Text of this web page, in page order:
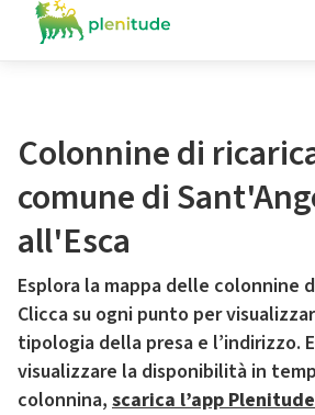
Colonnine di
comune di
all'Esca
Esplora la mappa delle colonnine
Clicca su ogni punto per
tipologia della presa e l’indirizzo.
visualizzare la disponibilità in
colonnina, scarica l’app